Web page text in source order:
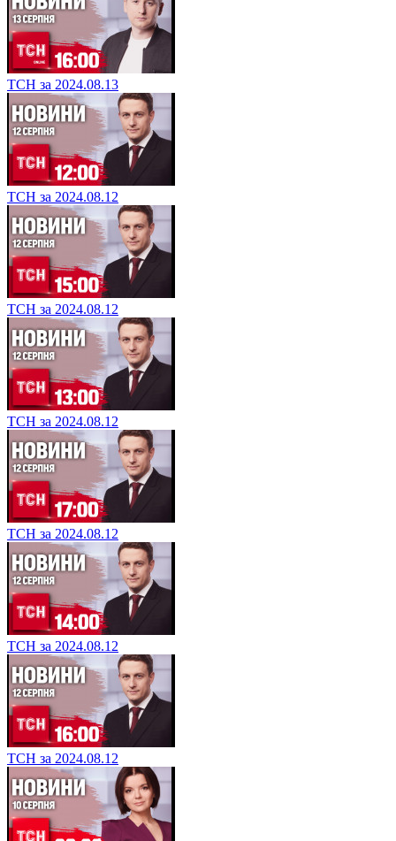
ТСН за 2024.08.13
ТСН за 2024.08.12
ТСН за 2024.08.12
ТСН за 2024.08.12
ТСН за 2024.08.12
ТСН за 2024.08.12
ТСН за 2024.08.12